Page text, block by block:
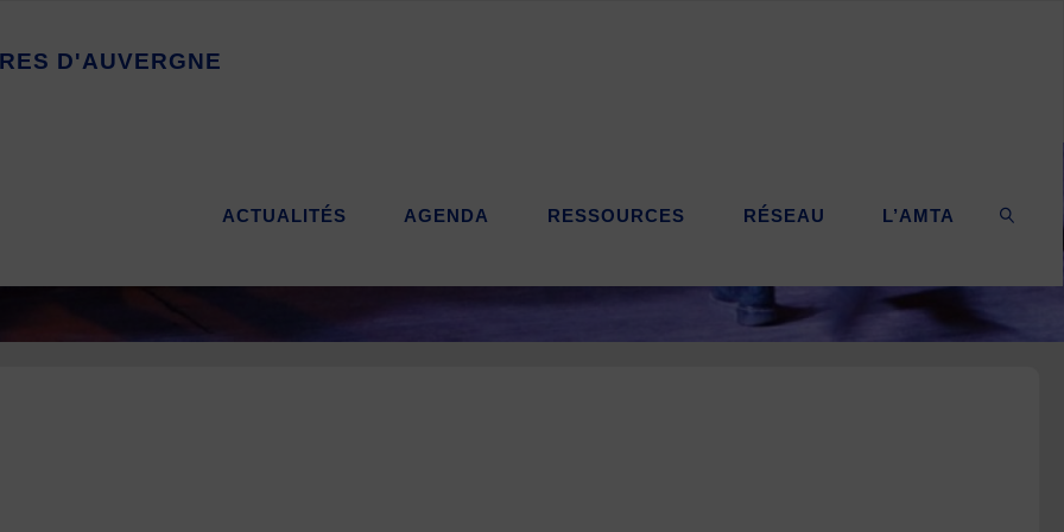
RES D'AUVERGNE
ACTUALITÉS AGENDA RESSOURCES RÉSEAU L’AMTA